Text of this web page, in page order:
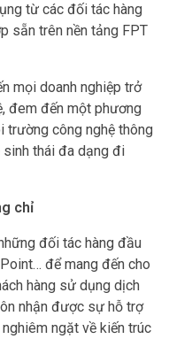
từ các đối tác hàng
sẵn trên nền tảng FPT
mọi doanh nghiệp trở
đem đến một phương
trường công nghệ thông
sinh thái đa dạng đi
chỉ
đối tác hàng đầu
để mang đến cho
hàng sử dụng dịch
nhận được sự hỗ trợ
ngặt về kiến trúc